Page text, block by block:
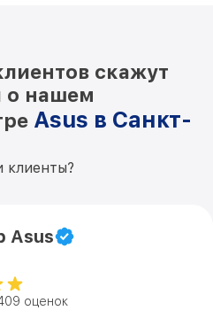
скажут
о нашем
Asus в Санкт-
Asus
оценок